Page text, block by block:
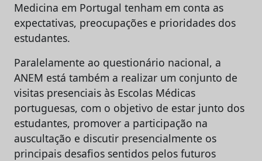
Medicina em Portugal tenham em conta as
expectativas, preocupações e prioridades dos
estudantes.
Paralelamente ao questionário nacional, a
ANEM está também a realizar um conjunto de
visitas presenciais às Escolas Médicas
portuguesas, com o objetivo de estar junto dos
estudantes, promover a participação na
auscultação e discutir presencialmente os
principais desafios sentidos pelos futuros